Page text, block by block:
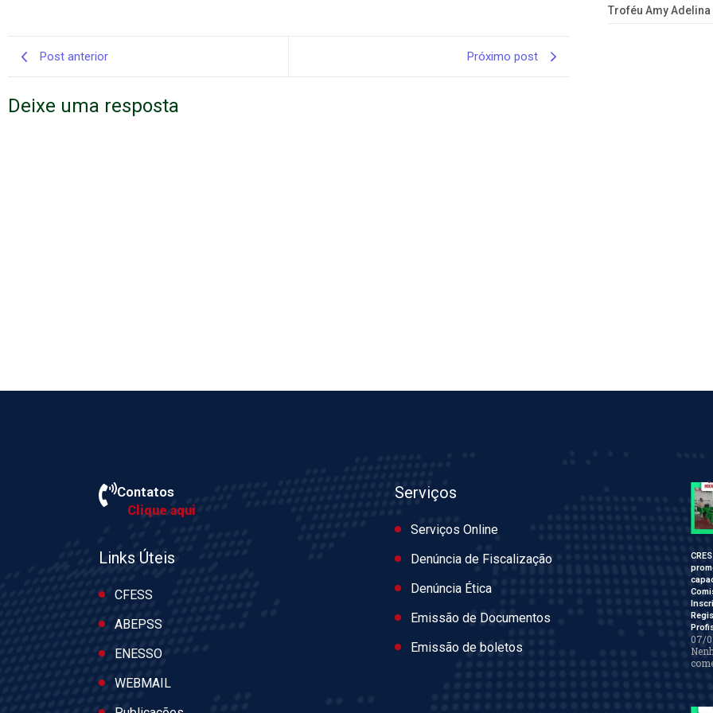
Troféu Amy Adelina
Post anterior Próximo post
Deixe uma resposta
Contatos
Clique aqui
Links Úteis
CFESS
ABEPSS
ENESSO
WEBMAIL
Serviços
Serviços Online
Denúncia de Fiscalização
Denúncia Ética
Emissão de Documentos
Emissão de boletos
07/